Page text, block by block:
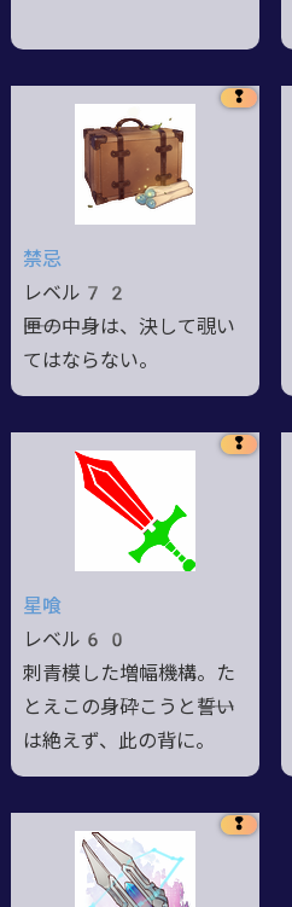
❢
禁忌
レベル72
――匣の中身は、決して覗い
てはならない。
❢
星喰
レベル60
刺青模した増幅機構。た
とえこの身砕こうと――誓い
は絶えず、此の背に。
❢